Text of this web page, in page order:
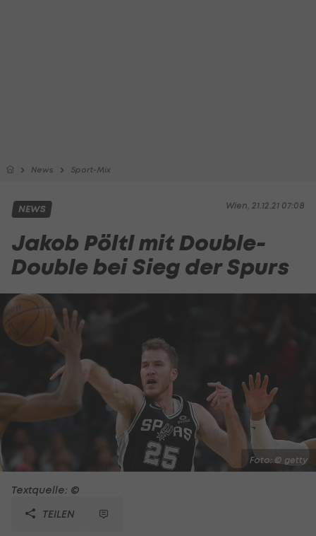
News Sport-Mix
Wien, 21.12.21 07:08
NEWS
Jakob Pöltl mit Double-
Double bei Sieg der Spurs
Foto: © getty
Textquelle: ©
TEILEN